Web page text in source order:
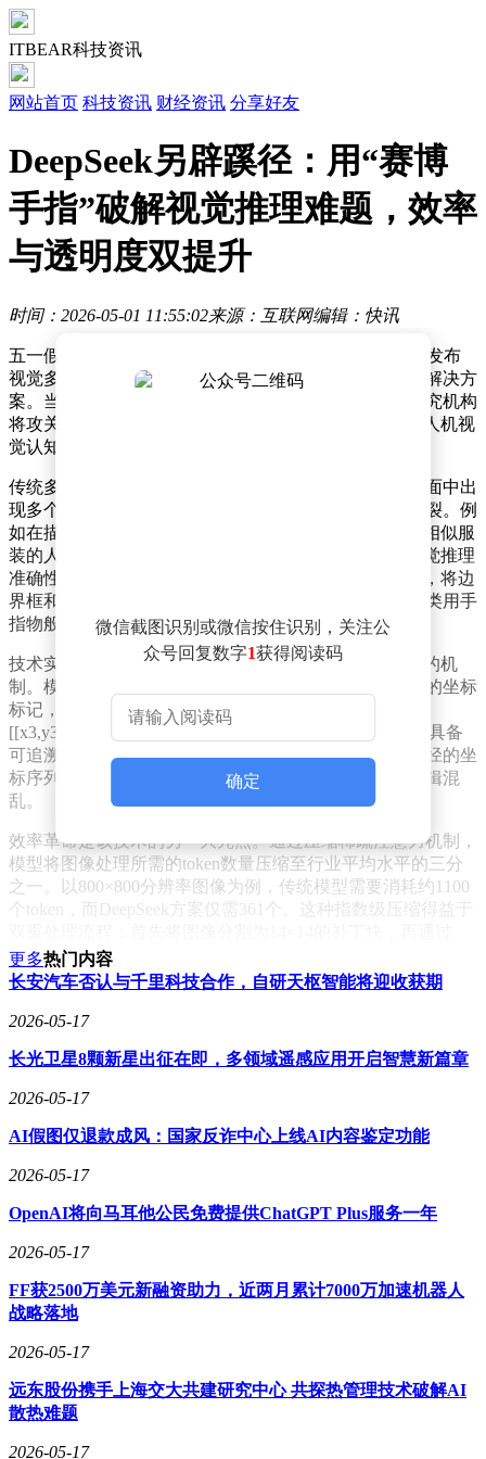
ITBEAR科技资讯
网站首页 科技资讯 财经资讯 分享好友
DeepSeek另辟蹊径：用“赛博
手指”破解视觉推理难题，效率
与透明度双提升
时间：2026-05-01 11:55:02来源：互联网编辑：快讯
五一假期前夕，科技圈迎来一项重要突破——DeepSeek发布
视觉多模态技术报告，提出一套与主流路线截然不同的解决方
案。当行业普遍聚焦于提升模型视觉分辨率时，这家研究机构
将攻关方向转向推理过程中的"指代稳定性"，试图解决人机视
觉认知的核心矛盾。
传统多模态模型在处理复杂场景时存在致命缺陷：当画面中出
现多个相似对象时，语言描述的模糊性会导致推理链断裂。例
如在描述"穿红衣服的行人"时，模型难以区分三个身着相似服
装的人物。这种被称为"引用鸿沟"的现象，成为制约视觉推理
准确性的关键瓶颈。研究团队通过引入"视觉基元"概念，将边
界框和坐标点转化为推理的基本单元，使模型能够像人类用手
指物般进行精准指代。
技术实现层面，该方案创造性地构建了"边推理边指向"的机
制。模型在生成文本答案的同时，会输出对应视觉对象的坐标
标记，如"检测到三只狗，位置分别为[[x1,y1,x2,y2]],
[[x3,y3,x4,y4]]..."。这种显式化的空间锚定，使推理过程具备
可追溯性。在迷宫导航测试中，模型能完整记录行进路径的坐
标序列，彻底避免了传统方法因语言描述不清导致的逻辑混
乱。
效率革命是该技术的另一大亮点。通过压缩稀疏注意力机制，
模型将图像处理所需的token数量压缩至行业平均水平的三分
之一。以800×800分辨率图像为例，传统模型需要消耗约1100
个token，而DeepSeek方案仅需361个。这种指数级压缩得益于
3×3空间压缩生成视觉标记，最终在KV缓存中保留极简的81
个条目。
硬件友好性带来显著部署优势。内存占用降低90%使得单卡可
等实时场景需求。更关键的是，这种效率提升并未牺牲模型性
研究团队强调，信息压缩遵循严格的选择标准，仅保留对推理
至关重要的空间坐标信息，剔除冗余像素数据。
当前方案仍存在三方面局限。首先是触发机制依赖人工指令，
制，在医疗影像等细粒度分析场景表现欠佳；最后是跨场景泛
降约20%。针对这些问题，研究团队正在开发动态分辨率调整
模块，并构建包含9.7万个数据源的多元化训练集。
这项突破引发学界对视觉推理本质的重新思考。传统观点认为
提升图像质量是唯一路径，而DeepSeek证明，建立合适的空
维链"形成鲜明对比：前者追求推理透明性，将空间坐标显式
化；后者侧重内部处理能力，保持视觉操作的"黑箱"特性。这
微信截图识别或微信按住识别，关注公
众号回复数字1获得阅读码
确定
更多热门内容
长安汽车否认与千里科技合作，自研天枢智能将迎收获期
2026-05-17
长光卫星8颗新星出征在即，多领域遥感应用开启智慧新篇章
2026-05-17
AI假图仅退款成风：国家反诈中心上线AI内容鉴定功能
2026-05-17
OpenAI将向马耳他公民免费提供ChatGPT Plus服务一年
2026-05-17
FF获2500万美元新融资助力，近两月累计7000万加速机器人
战略落地
2026-05-17
远东股份携手上海交大共建研究中心 共探热管理技术破解AI
散热难题
2026-05-17